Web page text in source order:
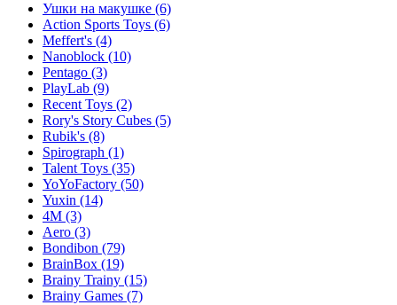
Ушки на макушке (6)
Action Sports Toys (6)
Meffert's (4)
Nanoblock (10)
Pentago (3)
PlayLab (9)
Recent Toys (2)
Rory's Story Cubes (5)
Rubik's (8)
Spirograph (1)
Talent Toys (35)
YoYoFactory (50)
Yuxin (14)
4M (3)
Aero (3)
Bondibon (79)
BrainBox (19)
Brainy Trainy (15)
Brainy Games (7)